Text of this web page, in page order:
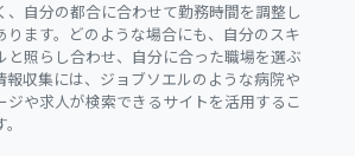
、自分の都合に合わせて勤務時間を調整し
ります。どのような場合にも、自分のスキ
と照らし合わせ、自分に合った職場を選ぶ
報収集には、ジョブソエルのような病院や
ジや求人が検索できるサイトを活用するこ